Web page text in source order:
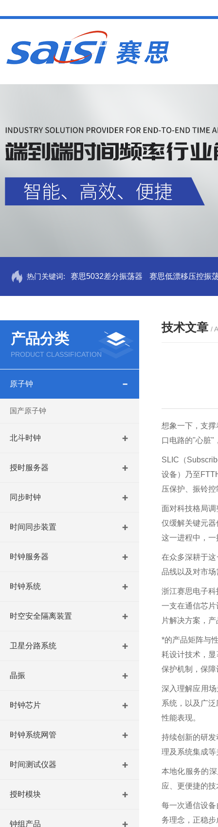
热门关键词: 赛思5032差分振荡器 赛思低漂移压控振
产品分类
PRODUCT CLASSIFICATION
原子钟
国产原子钟
北斗时钟
授时服务器
同步时钟
时间同步装置
时钟服务器
时钟系统
时空安全隔离装置
卫星分路系统
晶振
时钟芯片
时钟系统网管
时间测试仪器
授时模块
钟组产品
技术文章 /
想象一下，支
口电路的"心脏"
SLIC （
设备）乃至
压保护、振铃
面对科技格局
仅缓解关键元器
这一进程中，
在众多深耕于
品线以及对市
浙江赛思电子
一支在通信芯
片解决方案，
*的产品矩阵与
耗设计技术，
保护机制，保
深入理解应用
系统，以及广
性能表现。
持续创新的研发
理及系统集成
本地化服务的
应、更便捷的
每一次通信设
务理念，正稳